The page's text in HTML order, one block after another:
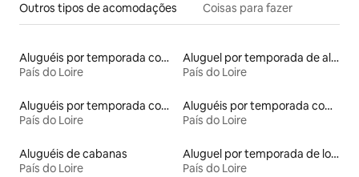
Outros tipos de acomodações Coisas para fazer
Aluguéis por temporada com banheiro para PCD
País do Loire
Aluguel por temporada de alojamentos ecológicos
País do Loire
Aluguéis por temporada com caiaque
País do Loire
Aluguéis por temporada com terraço
País do Loire
Aluguéis de cabanas
País do Loire
Aluguel por temporada de lofts
País do Loire